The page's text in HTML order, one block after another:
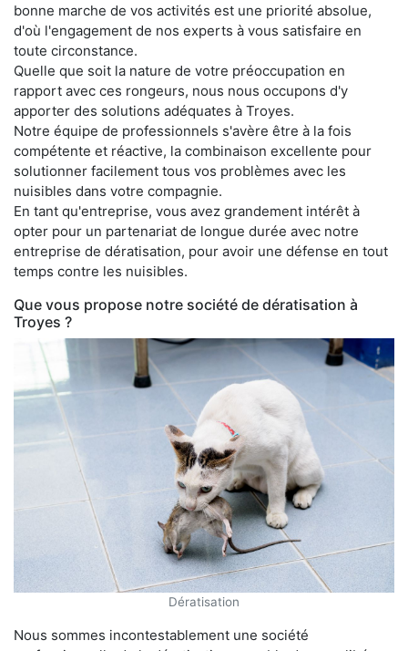
bonne marche de vos activités est une priorité absolue,
d'où l'engagement de nos experts à vous satisfaire en
toute circonstance.
Quelle que soit la nature de votre préoccupation en
rapport avec ces rongeurs, nous nous occupons d'y
apporter des solutions adéquates à Troyes.
Notre équipe de professionnels s'avère être à la fois
compétente et réactive, la combinaison excellente pour
solutionner facilement tous vos problèmes avec les
nuisibles dans votre compagnie.
En tant qu'entreprise, vous avez grandement intérêt à
opter pour un partenariat de longue durée avec notre
entreprise de dératisation, pour avoir une défense en tout
temps contre les nuisibles.
Que vous propose notre société de dératisation à
Troyes ?
Dératisation
Nous sommes incontestablement une société